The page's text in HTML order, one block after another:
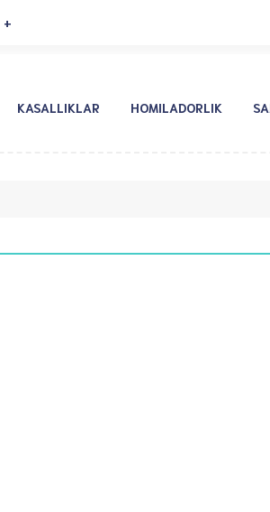
KASALLIKLAR HOMILADORLIK